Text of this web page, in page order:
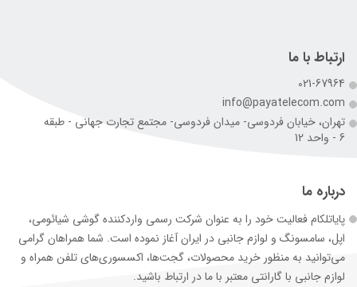
ارتباط با ما
021-67964
info@payatelecom.com
تهران، خیابان فردوسی- میدان فردوسی- مجتمع تجارت جهانی - طبقه
6 - واحد 12
درباره ما
پایاتلکام فعالیت خود را به عنوان شرکت رسمی وارد‌کننده گوشی شیائومی،
اپل، سامسونگ و لوازم جانبی در ایران آغاز نموده است. شما همراهان گرامی
می‌توانید به منظور خرید محصولات، گجت‌ها، اکسسوری‌های تلفن همراه و
لوازم جانبی با گارانتی معتبر با ما در ارتباط باشید.